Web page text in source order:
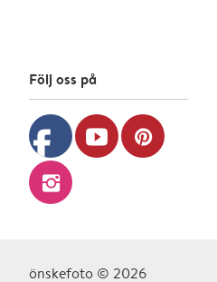
Följ oss på
facebook youtube pinterest
instagram
önskefoto © 2026